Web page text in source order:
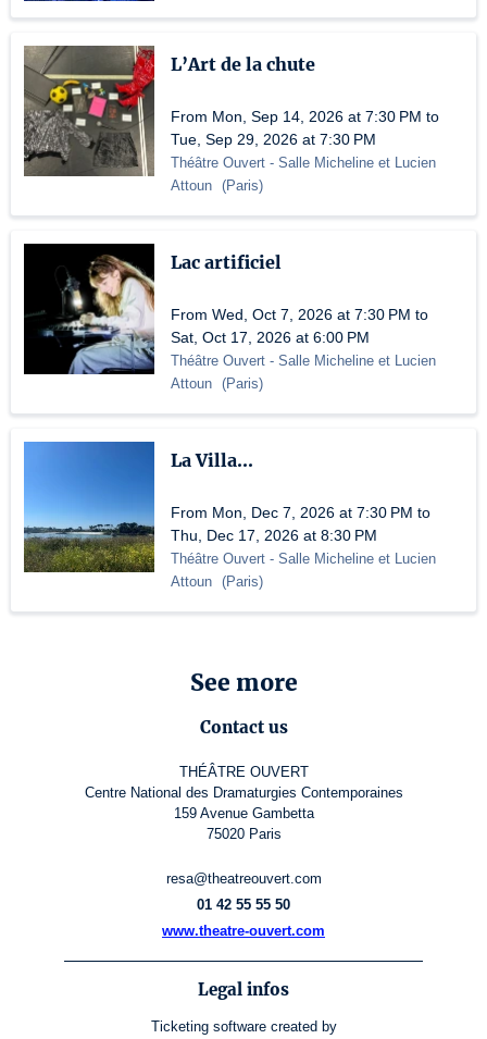
L’Art de la chute
From Mon, Sep 14, 2026 at 7:30 PM to
Tue, Sep 29, 2026 at 7:30 PM
Théâtre Ouvert - Salle Micheline et Lucien
Attoun (Paris)
Lac artificiel
From Wed, Oct 7, 2026 at 7:30 PM to
Sat, Oct 17, 2026 at 6:00 PM
Théâtre Ouvert - Salle Micheline et Lucien
Attoun (Paris)
La Villa...
From Mon, Dec 7, 2026 at 7:30 PM to
Thu, Dec 17, 2026 at 8:30 PM
Théâtre Ouvert - Salle Micheline et Lucien
Attoun (Paris)
See more
Contact us
THÉÂTRE OUVERT
Centre National des Dramaturgies Contemporaines
159 Avenue Gambetta
75020 Paris
resa@theatreouvert.com
01 42 55 55 50
www.theatre-ouvert.com
Legal infos
Ticketing software created by